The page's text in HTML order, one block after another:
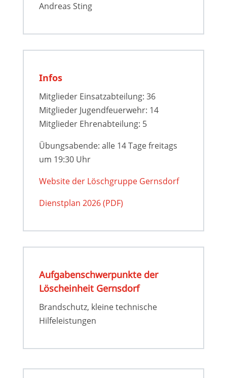
Andreas Sting
Infos
Mitglieder Einsatzabteilung: 36
Mitglieder Jugendfeuerwehr: 14
Mitglieder Ehrenabteilung: 5
Übungsabende: alle 14 Tage freitags
um 19:30 Uhr
Website der Löschgruppe Gernsdorf
Dienstplan 2026 (PDF)
Aufgaben­­schwer­­punkte der
Löscheinheit Gernsdorf
Brandschutz, kleine technische
Hilfeleistungen